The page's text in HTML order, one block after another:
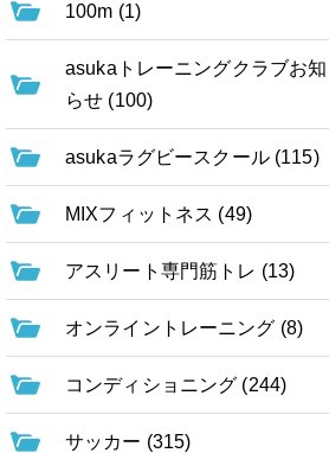
100m (1)
asukaトレーニングクラブお知
らせ (100)
asukaラグビースクール (115)
MIXフィットネス (49)
アスリート専門筋トレ (13)
オンライントレーニング (8)
コンディショニング (244)
サッカー (315)